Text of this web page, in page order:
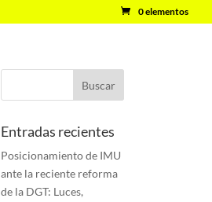
0 elementos
Entradas recientes
Posicionamiento de IMU
ante la reciente reforma
de la DGT: Luces,